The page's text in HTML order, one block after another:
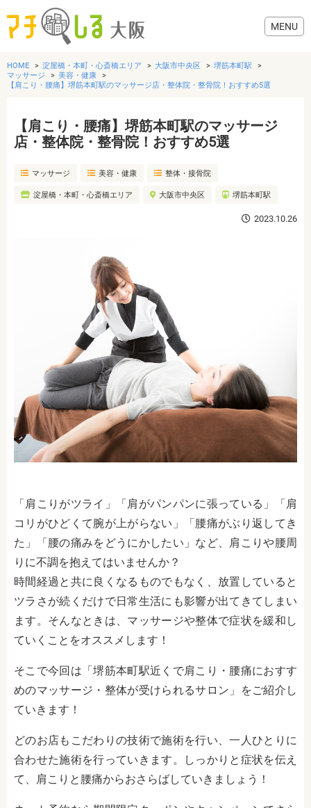
グルメ
歯医者・病院
HOME 淀屋橋・本町・心斎橋エリア 大阪市中央区
堺筋本町駅
マッサージ
美容・健康
【肩こり・腰痛】堺筋本町駅のマッサージ店・整体院・整骨院！おすすめ5選
【肩こり・腰痛】堺筋本町駅のマッサージ
店・整体院・整骨院！おすすめ5選
マッサージ 美容・健康 整体・接骨院
淀屋橋・本町・心斎橋エリア 大阪市中央区 堺筋本町駅
2023.10.26
「肩こりがツライ」「肩がパンパンに張っている」「肩
コリがひどくて腕が上がらない」「腰痛がぶり返してき
た」「腰の痛みをどうにかしたい」など、肩こりや腰周
りに不調を抱えてはいませんか？
時間経過と共に良くなるものでもなく、放置していると
ツラさが続くだけで日常生活にも影響が出てきてしまい
ます。そんなときは、マッサージや整体で症状を緩和し
ていくことをオススメします！
そこで今回は「堺筋本町駅近くで肩こり・腰痛におすす
めのマッサージ・整体が受けられるサロン」をご紹介し
ていきます！
どのお店もこだわりの技術で施術を行い、一人ひとりに
合わせた施術を行っていきます。しっかりと症状を伝え
て、肩こりと腰痛からおさらばしていきましょう！